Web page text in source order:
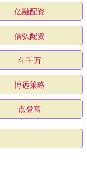
亿融配资
信弘配资
牛千万
博远策略
点登富